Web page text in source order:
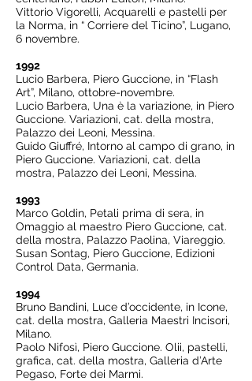
Vittorio Vigorelli, Acquarelli e pastelli per
la Norma, in “ Corriere del Ticino”, Lugano,
6 novembre.
1992
Lucio Barbera, Piero Guccione, in “Flash
Art”, Milano, ottobre-novembre.
Lucio Barbera, Una è la variazione, in Piero
Guccione. Variazioni, cat. della mostra,
Palazzo dei Leoni, Messina.
Guido Giuffré, Intorno al campo di grano, in
Piero Guccione. Variazioni, cat. della
mostra, Palazzo dei Leoni, Messina.
1993
Marco Goldin, Petali prima di sera, in
Omaggio al maestro Piero Guccione, cat.
della mostra, Palazzo Paolina, Viareggio.
Susan Sontag, Piero Guccione, Edizioni
Control Data, Germania.
1994
Bruno Bandini, Luce d’occidente, in Icone,
cat. della mostra, Galleria Maestri Incisori,
Milano.
Paolo Nifosì, Piero Guccione. Olii, pastelli,
grafica, cat. della mostra, Galleria d’Arte
Pegaso, Forte dei Marmi.